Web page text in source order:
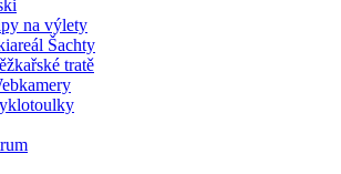
na výlety
Šachty
tratě